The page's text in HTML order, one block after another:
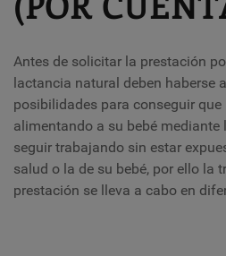
Antes de solicitar la prestación
lactancia natural deben haberse
posibilidades para conseguir que
alimentando a su bebé
seguir trabajando sin estar
salud o la de su bebé, por ello la
prestación se lleva a cabo en